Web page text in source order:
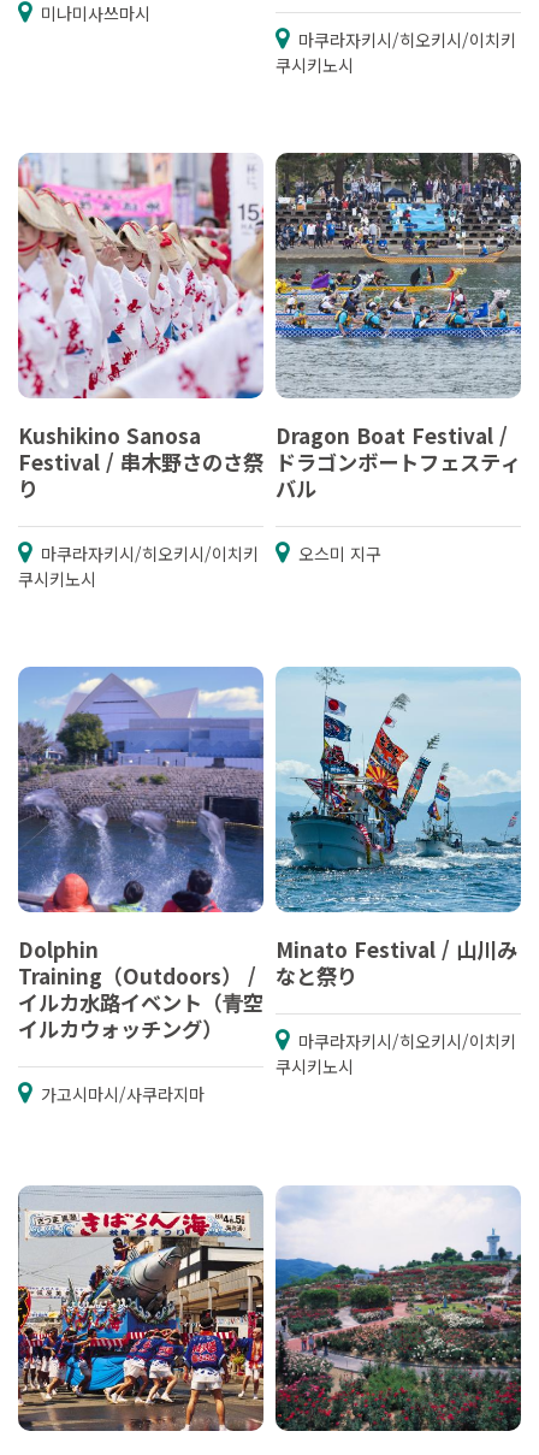
미나미사쓰마시
마쿠라자키시/히오키시/이치키
쿠시키노시
Kushikino Sanosa
Festival / 串木野さのさ祭
り
마쿠라자키시/히오키시/이치키
쿠시키노시
Dragon Boat Festival /
ドラゴンボートフェスティ
バル
오스미 지구
Dolphin
Training（Outdoors） /
イルカ水路イベント（青空
イルカウォッチング）
가고시마시/사쿠라지마
Minato Festival / 山川み
なと祭り
마쿠라자키시/히오키시/이치키
쿠시키노시